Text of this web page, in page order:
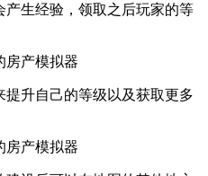
生经验，领取之后玩家的等
升自己的等级以及获取更多